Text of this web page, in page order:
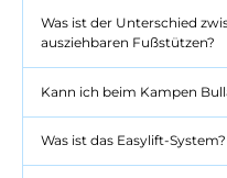
Was ist der Unterschied
ausziehbaren Fußstützen?
Kann ich beim Kampen
Was ist das Easylift-System?